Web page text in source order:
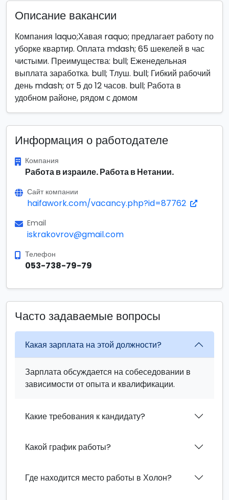
Описание вакансии
Компания laquo;Хавая raquo; предлагает работу по
уборке квартир. Оплата mdash; 65 шекелей в час
чистыми. Преимущества: bull; Еженедельная
выплата заработка. bull; Тлуш. bull; Гибкий рабочий
день mdash; от 5 до 12 часов. bull; Работа в
удобном районе, рядом с домом
Информация о работодателе
Компания
Работа в израиле. Работа в Нетании.
Сайт компании
haifawork.com/vacancy.php?id=87762
Email
iskrakovrov@gmail.com
Телефон
053-738-79-79
Часто задаваемые вопросы
Какая зарплата на этой должности?
Зарплата обсуждается на собеседовании в
зависимости от опыта и квалификации.
Какие требования к кандидату?
Какой график работы?
Где находится место работы в Холон?